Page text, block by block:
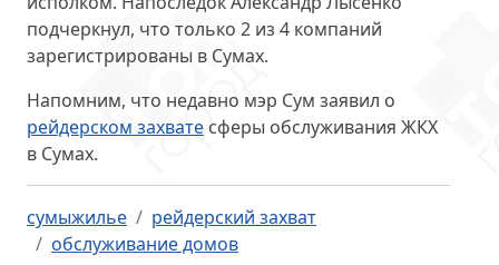
подчеркнул, что только 2 из 4 компаний
зарегистрированы в Сумах.
Напомним, что недавно мэр Сум заявил о
рейдерском захватесферы обслуживания ЖКХ
в Сумах.
сумыжилье
рейдерский захват
обслуживание домов